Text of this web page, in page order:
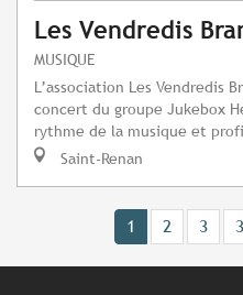
Les Vendredis
MUSIQUE
L’association Les Vendredis
concert du groupe Jukebox
rythme de la musique et
Saint-Renan
1 2 3